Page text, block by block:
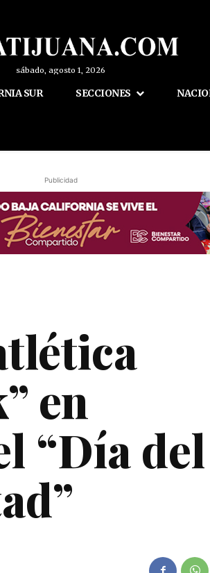
sábado, agosto 1, 2026
SUR SECCIONES
Publicidad
en
“Día del